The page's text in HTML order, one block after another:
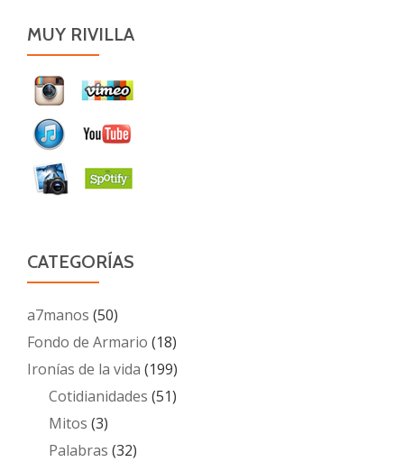
MUY RIVILLA
CATEGORÍAS
a7manos (50)
Fondo de Armario (18)
Ironías de la vida (199)
Cotidianidades (51)
Mitos (3)
Palabras (32)